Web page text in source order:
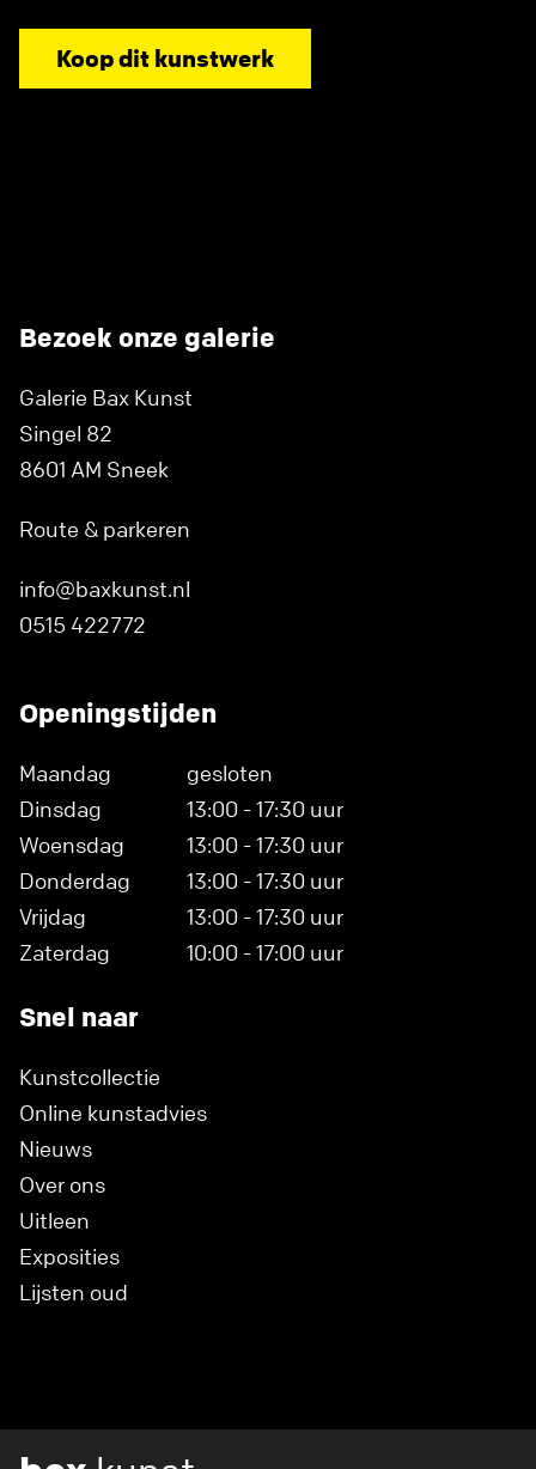
Koop dit kunstwerk
Bezoek onze galerie
Galerie Bax Kunst
Singel 82
8601 AM Sneek
Route & parkeren
info@baxkunst.nl
0515 422772
Openingstijden
Maandag
gesloten
Dinsdag
13:00 - 17:30 uur
Woensdag
13:00 - 17:30 uur
Donderdag
13:00 - 17:30 uur
Vrijdag
13:00 - 17:30 uur
Zaterdag
10:00 - 17:00 uur
Snel naar
Kunstcollectie
Online kunstadvies
Nieuws
Over ons
Uitleen
Exposities
Lijsten oud